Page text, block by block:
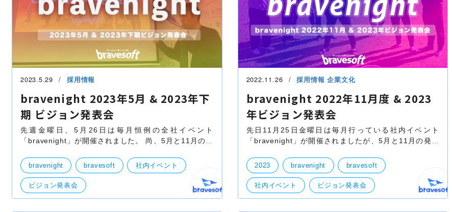
2023.5.29 採用情報
bravenight 2023年5月 & 2023年下
期 ビジョン発表会
先週金曜日、5月26日は毎月恒例の全社イベント
「bravenight」が開催されました。 尚、5月と11月の発
「ビジョン発表会」も開催される２部構成となっており
ますので
bravenight bravesoft 社内イベント
ビジョン発表会
2022.11.26 採用情報企業文化
bravenight 2022年11月度 & 2023
年ビジョン発表会
先日11月25日金曜日は毎月行っている社内イベント
「bravenight」が開催されましたが、5月と11月の発表
ジョン発表会」も開催される２部構成となっておりま
す。
2023 bravenight bravesoft
社内イベント ビジョン発表会